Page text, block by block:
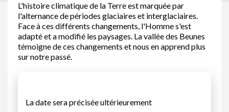
L'histoire climatique de la Terre est marquée par
l'alternance de périodes glaciaires et interglaciaires.
Face à ces différents changements, l'Homme s'est
adapté et a modifié les paysages. La vallée des Beunes
témoigne de ces changements et nous en apprend plus
sur notre passé.
La date sera précisée ultérieurement